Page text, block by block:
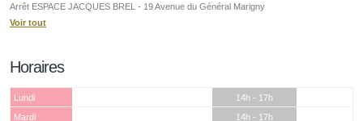
Arrêt ESPACE JACQUES BREL - 19 Avenue du Général Marigny
Voir tout
Horaires
Lundi
14h - 17h
Mardi
14h - 17h